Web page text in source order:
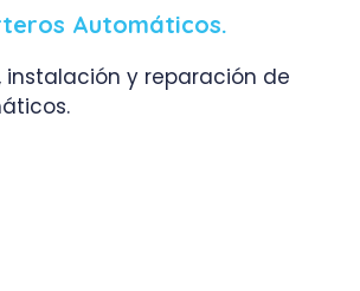
Automáticos.
instalación y reparación de